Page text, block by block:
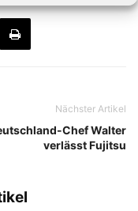
Nächster Artikel
Chef Walter
verlässt Fujitsu